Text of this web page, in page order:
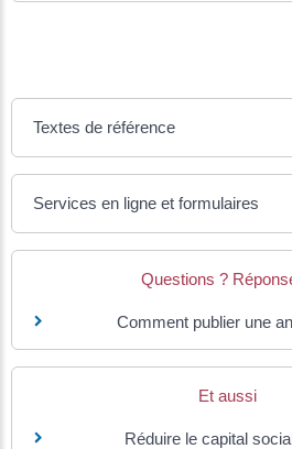
Textes de référence
Services en ligne et formulaires
Questions ?
Comment publier une
Et aussi
Réduire le capital